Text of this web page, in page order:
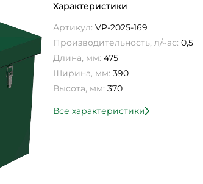
Характеристики
Артикул: VP-2025-169
Производительность, л/час: 0,5
Длина, мм: 475
Ширина, мм: 390
Высота, мм: 370
Все характеристики